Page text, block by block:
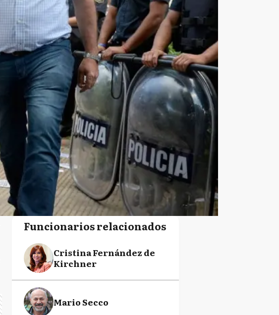
Funcionarios relacionados
Cristina Fernández de
Kirchner
Mario Secco